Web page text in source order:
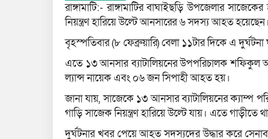
রাঙ্গামাটি:- রাঙ্গামাটির বাঘাইছড়ি উপজেলার
নিয়ন্ত্রণ হারিয়ে উল্টে আনসারের ৬ সদস্য আহত হয়েছেন।
বৃহস্পতিবার (৮ ফেব্রুয়ারি) বেলা ১১টার দিকে এ দুর্ঘটনা
এতে ১৩ আনসার ব্যাটালিয়নের উপপরিচালক
ল্যান্স নায়েক এবং ০৬ জন সিপাহী আহত হয়।
জানা যায়, সাজেকে ১৩ আনসার ব্যাটালিয়নের ক্যাম্প
গাড়ি সাজেক নিয়ন্ত্রণ হারিয়ে উল্টে যায়। এতে
দুর্ঘটনার খবর পেয়ে আহত সদস্যদের উদ্ধার করে